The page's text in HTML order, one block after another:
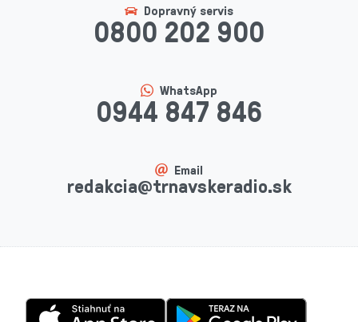
Dopravný servis
0800 202 900
WhatsApp
0944 847 846
Email
redakcia@trnavskeradio.sk